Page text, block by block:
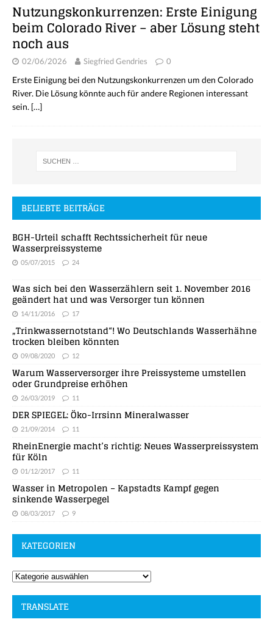
Nutzungskonkurrenzen: Erste Einigung
beim Colorado River – aber Lösung steht
noch aus
02/06/2026 Siegfried Gendries 0
Erste Einigung bei den Nutzungskonkurrenzen um den Colorado
River. Die Lösung könnte auch für andere Regionen interessant
sein. […]
BELIEBTE BEITRÄGE
BGH-Urteil schafft Rechtssicherheit für neue
Wasserpreissysteme
05/07/2015 24
Was sich bei den Wasserzählern seit 1. November 2016
geändert hat und was Versorger tun können
14/11/2016 17
„Trinkwassernotstand“! Wo Deutschlands Wasserhähne
trocken bleiben könnten
09/08/2020 12
Warum Wasserversorger ihre Preissysteme umstellen
oder Grundpreise erhöhen
26/03/2019 11
DER SPIEGEL: Öko-Irrsinn Mineralwasser
21/09/2014 11
RheinEnergie macht’s richtig: Neues Wasserpreissystem
für Köln
01/12/2017 11
Wasser in Metropolen – Kapstadts Kampf gegen
sinkende Wasserpegel
08/03/2017 9
KATEGORIEN
TRANSLATE